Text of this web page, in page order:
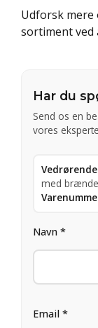
Udforsk mere
sortiment ved
Har du
Send os en
vores
med
Navn *
Email *